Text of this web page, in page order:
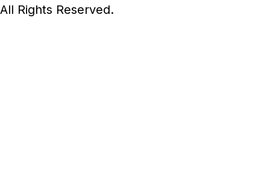
All Rights Reserved.